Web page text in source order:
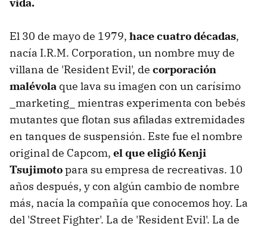
El 30 de mayo de 1979, hace cuatro décadas,
nacía I.R.M. Corporation, un nombre muy de
villana de 'Resident Evil', de corporación
malévola que lava su imagen con un carísimo
_marketing_ mientras experimenta con bebés
mutantes que flotan sus afiladas extremidades
en tanques de suspensión. Este fue el nombre
original de Capcom, el que eligió Kenji
Tsujimotopara su empresa de recreativas. 10
años después, y con algún cambio de nombre
más, nacía la compañía que conocemos hoy. La
del 'Street Fighter'. La de 'Resident Evil'. La de